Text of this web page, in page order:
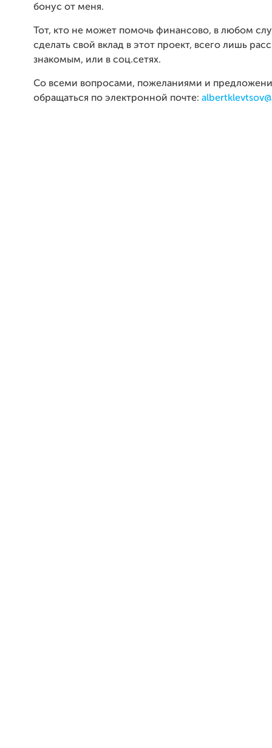
бонус от меня.
Тот, кто не может помочь финансово, в любом
сделать свой вклад в этот проект, всего лишь
знакомым, или в соц.сетях.
Со всеми вопросами, пожеланиями и
обращаться по электронной почте: